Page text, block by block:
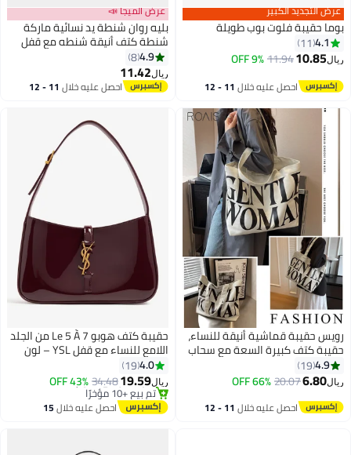
2
عرض التجديد الكبير
بوما حقيبة فلوت بوب طويلة
4.1
11
ريال10.85
11.94
9% OFF
احصل عليه خلال 11 - 12
عرض الميجا 📣
بليه روان شنطة يد نسائية ماركة
شنطة كتف أنيقة شنطه مع قفل
ذهبي شنط نسائيه عملية
للاستخدام اليومي والسفر
4.9
8
ريال11.42
احصل عليه خلال 11 - 12
رويس حقيبة قماشية أنيقة للنساء،
حقيبة كتف كبيرة السعة مع سحاب
للإغلاق، حقيبة يد عادية للسيدات،
مثالية للمواعدة والتسوق
والاستخدام اليومي
4.9
19
ريال6.80
20.07
66% OFF
احصل عليه خلال 11 - 12
اغسطس
حقيبة كتف هوبو Le 5 À 7 من الجلد
اللامع للنساء مع قفل YSL – لون
أحمر خمري لامع
4.0
19
ريال19.59
34.48
43% OFF
#11 في حقائب الكتف النسائية
أقل سعر في 7 يوم
تم بيع +10 مؤخرًا
#11 في حقائب الكتف النسائية
احصل عليه خلال15
اغسطس